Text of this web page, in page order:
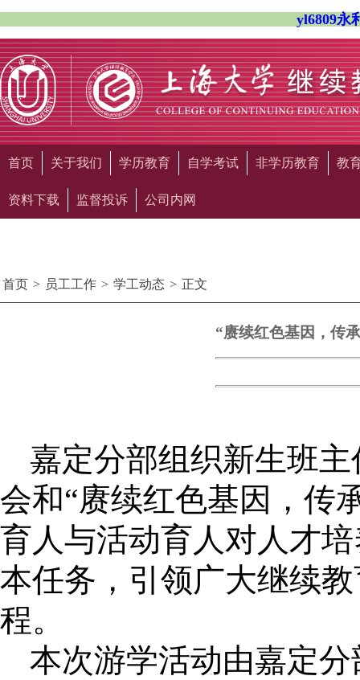
yl6809永
首页 关于我们 学历教育 自学考试 非学历教育 教
资料下载 监督投诉 公司内网
首页 > 员工工作 > 学工动态 > 正文
“赓续红色基因，传
嘉定分部组织新生班
会和“赓续红色基因，传
育人与活动育人对人才
本任务，引领广大继续
程。
本次游学活动由嘉定